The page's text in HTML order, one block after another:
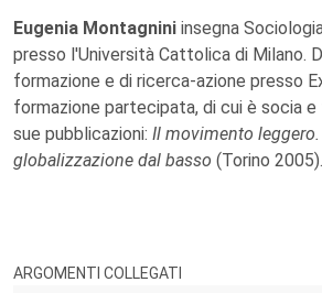
Eugenia Montagnini insegna
presso l'Università Cattolica di Milano.
formazione e di ricerca-azione presso
formazione partecipata, di cui è socia
sue pubblicazioni: Il movimento
globalizzazione dal basso (Torino 2005).
ARGOMENTI COLLEGATI